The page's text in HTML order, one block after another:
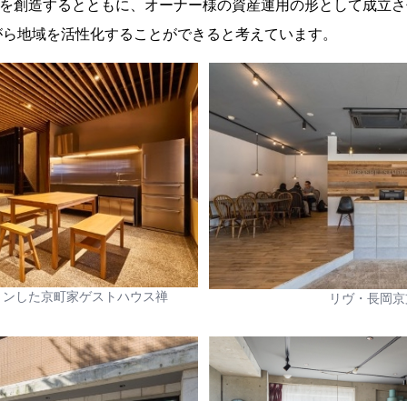
創造するとともに、オーナー様の資産運用の形として成立
地域を活性化することができると考えています。
した京町家ゲストハウス禅 リヴ・長岡